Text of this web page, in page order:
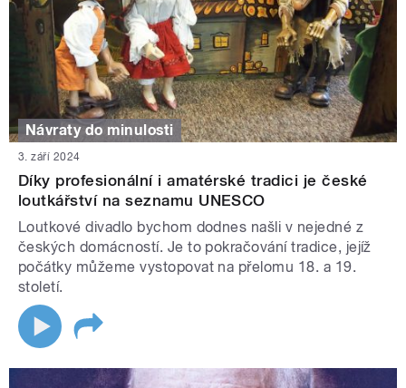
Návraty do minulosti
3. září 2024
Díky profesionální i amatérské tradici je české
loutkářství na seznamu UNESCO
Loutkové divadlo bychom dodnes našli v nejedné z
českých domácností. Je to pokračování tradice, jejíž
počátky můžeme vystopovat na přelomu 18. a 19.
století.